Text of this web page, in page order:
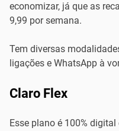
economizar, já que as
9,99 por semana.
Tem diversas
ligações e WhatsApp à
Claro Flex
Esse plano é 100%